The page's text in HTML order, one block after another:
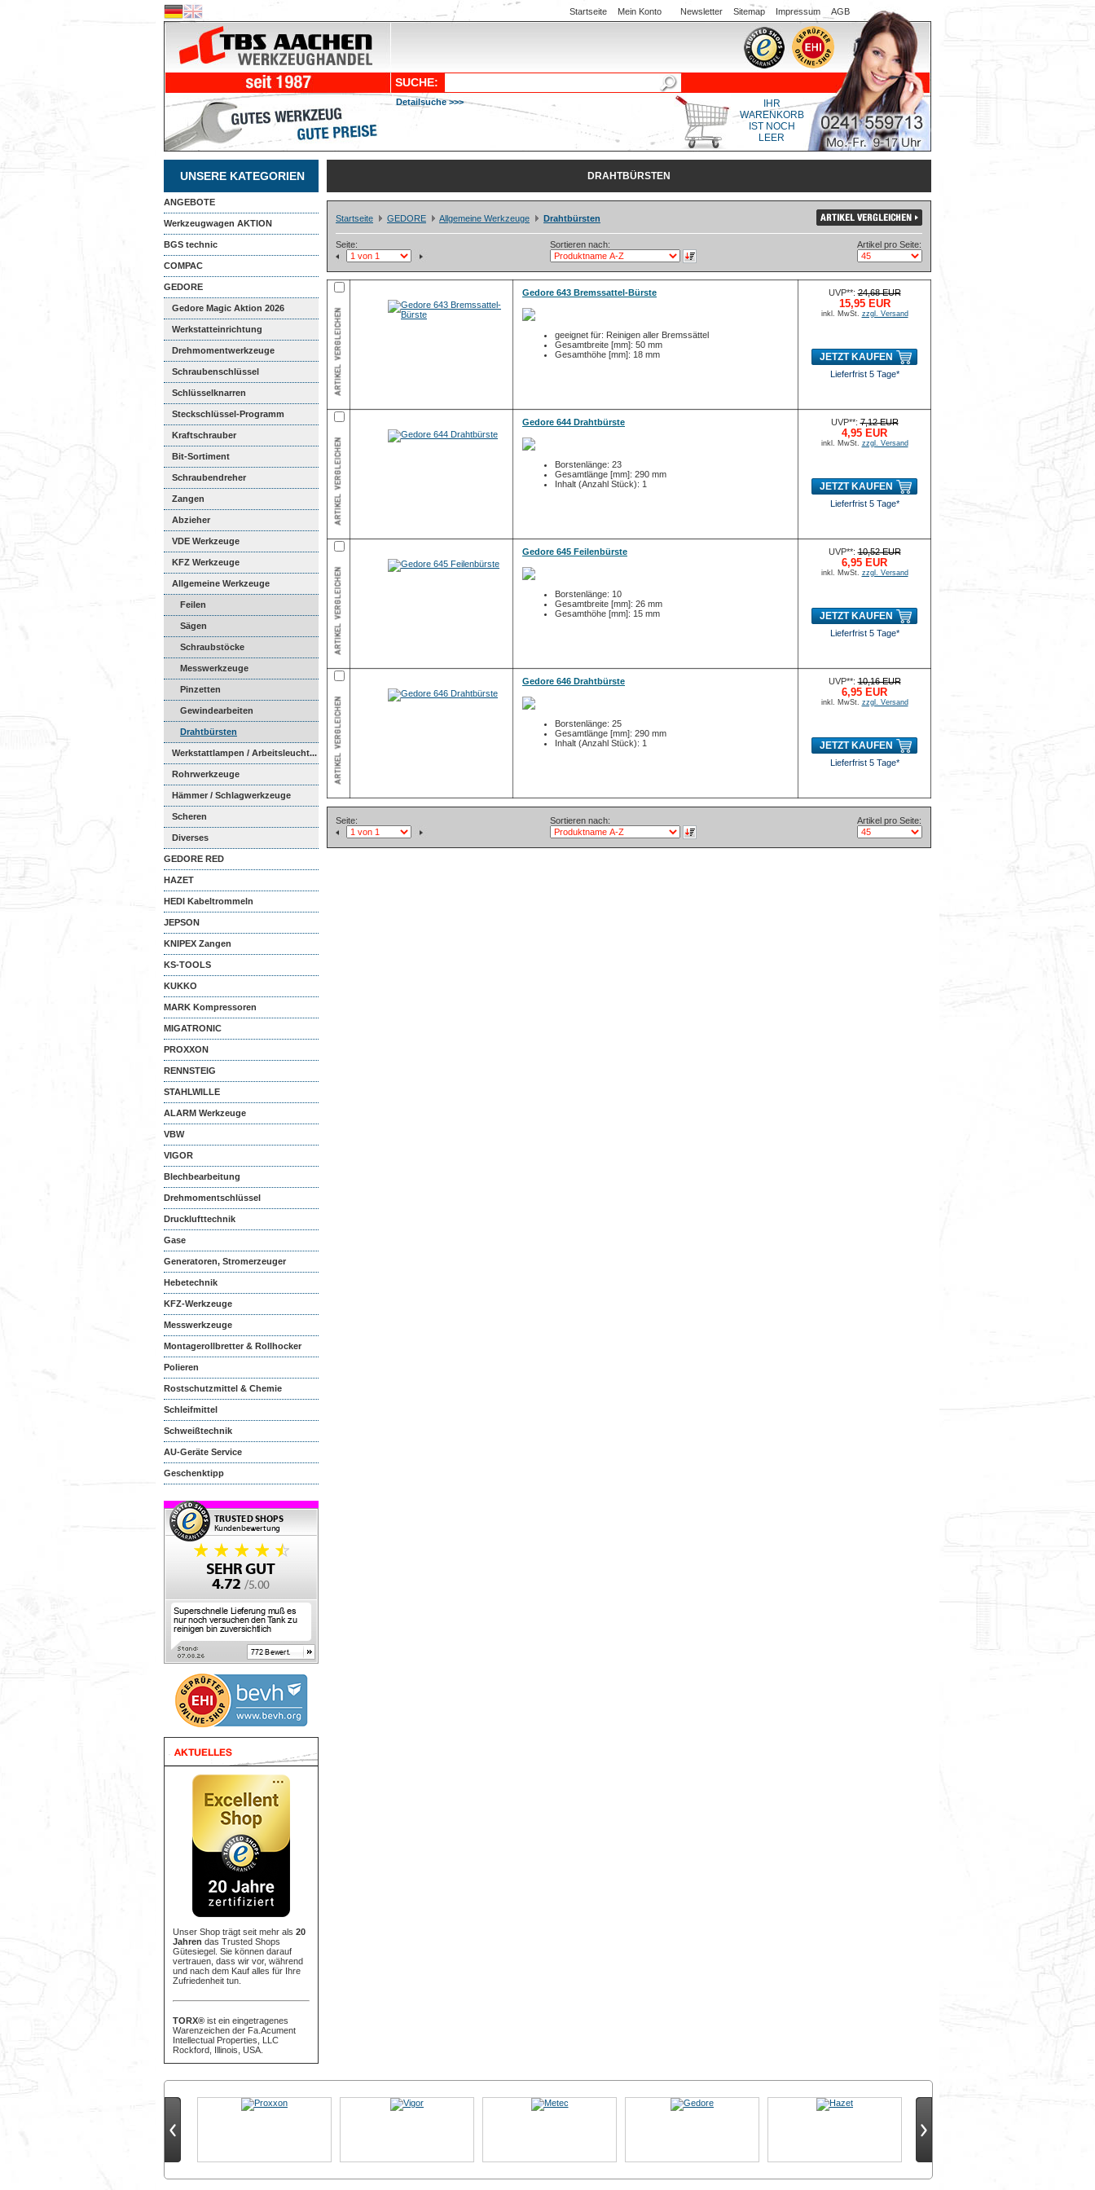
Startseite Mein Konto Newsletter Sitemap Impressum AGB
SUCHE:
Detailsuche >>>
IHR
WARENKORB
IST NOCH
LEER
UNSERE KATEGORIEN
ANGEBOTE
Werkzeugwagen AKTION
BGS technic
COMPAC
GEDORE
Gedore Magic Aktion 2026
Werkstatteinrichtung
Drehmomentwerkzeuge
Schraubenschlüssel
Schlüsselknarren
Steckschlüssel-Programm
Kraftschrauber
Bit-Sortiment
Schraubendreher
Zangen
Abzieher
VDE Werkzeuge
KFZ Werkzeuge
Allgemeine Werkzeuge
Feilen
Sägen
Schraubstöcke
Messwerkzeuge
Pinzetten
Gewindearbeiten
Drahtbürsten
Werkstattlampen / Arbeitsleucht...
Rohrwerkzeuge
Hämmer / Schlagwerkzeuge
Scheren
Diverses
GEDORE RED
HAZET
HEDI Kabeltrommeln
JEPSON
KNIPEX Zangen
KS-TOOLS
KUKKO
MARK Kompressoren
MIGATRONIC
PROXXON
RENNSTEIG
STAHLWILLE
ALARM Werkzeuge
VBW
VIGOR
Blechbearbeitung
Drehmomentschlüssel
Drucklufttechnik
Gase
Generatoren, Stromerzeuger
Hebetechnik
KFZ-Werkzeuge
Messwerkzeuge
Montagerollbretter & Rollhocker
Polieren
Rostschutzmittel & Chemie
Schleifmittel
Schweißtechnik
AU-Geräte Service
Geschenktipp
Unser Shop trägt seit mehr als 20
Jahren das Trusted Shops
Gütesiegel. Sie können darauf
vertrauen, dass wir vor, während
und nach dem Kauf alles für Ihre
Zufriedenheit tun.
TORX® ist ein eingetragenes
Warenzeichen der Fa.Acument
Intellectual Properties, LLC
Rockford, Illinois, USA.
DRAHTBÜRSTEN
Startseite GEDORE Allgemeine Werkzeuge Drahtbürsten
Seite: Sortieren nach: Artikel pro Seite:
Gedore 643 Bremssattel-Bürste
geeignet für: Reinigen aller Bremssättel
Gesamtbreite [mm]: 50 mm
Gesamthöhe [mm]: 18 mm
UVP**:24,68 EUR
15,95 EUR
inkl. MwSt. zzgl. Versand
JETZT KAUFEN
Lieferfrist 5 Tage*
Gedore 644 Drahtbürste
Borstenlänge: 23
Gesamtlänge [mm]: 290 mm
Inhalt (Anzahl Stück): 1
UVP**:7,12 EUR
4,95 EUR
inkl. MwSt. zzgl. Versand
JETZT KAUFEN
Lieferfrist 5 Tage*
Gedore 645 Feilenbürste
Borstenlänge: 10
Gesamtbreite [mm]: 26 mm
Gesamthöhe [mm]: 15 mm
UVP**:10,52 EUR
6,95 EUR
inkl. MwSt. zzgl. Versand
JETZT KAUFEN
Lieferfrist 5 Tage*
Gedore 646 Drahtbürste
Borstenlänge: 25
Gesamtlänge [mm]: 290 mm
Inhalt (Anzahl Stück): 1
UVP**:10,16 EUR
6,95 EUR
inkl. MwSt. zzgl. Versand
JETZT KAUFEN
Lieferfrist 5 Tage*
Seite: Sortieren nach: Artikel pro Seite: